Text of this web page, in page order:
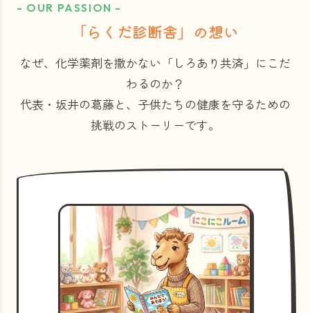
- OUR PASSION -
「らくだ診断舎」の想い
なぜ、化学薬剤を撒かない「しろあり共済」にこだ
わるのか？
代表・坂井の葛藤と、子供たちの健康を守るための
挑戦のストーリーです。